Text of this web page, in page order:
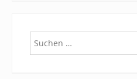
Suchen
nach: